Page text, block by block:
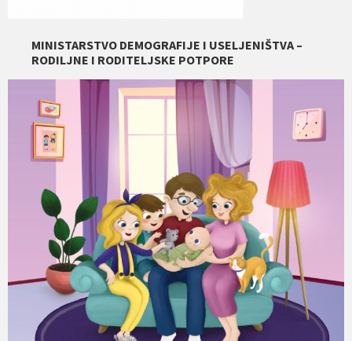
MINISTARSTVO DEMOGRAFIJE I USELJENIŠTVA –
RODILJNE I RODITELJSKE POTPORE